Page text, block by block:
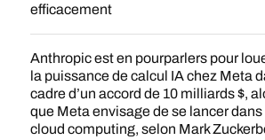
efficacement
Anthropic est en pourparlers pour
la puissance de calcul IA chez Meta
cadre d’un accord de 10 milliards $,
que Meta envisage de se lancer dans
cloud computing, selon Mark